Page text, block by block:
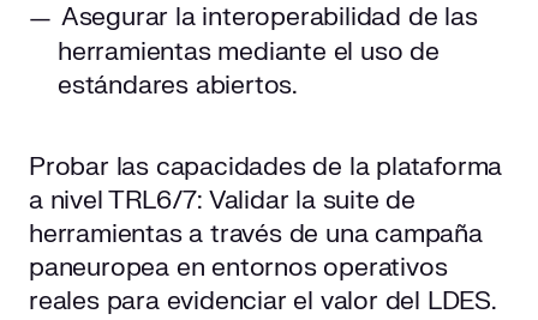
Asegurar la interoperabilidad de las
herramientas mediante el uso de
estándares abiertos.
Probar las capacidades de la plataforma
a nivel TRL6/7: Validar la suite de
herramientas a través de una campaña
paneuropea en entornos operativos
reales para evidenciar el valor del LDES.